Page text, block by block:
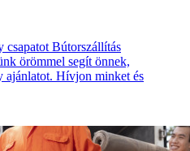
csapatot Bútorszállítás
örömmel segít önnek,
ajánlatot. Hívjon minket és